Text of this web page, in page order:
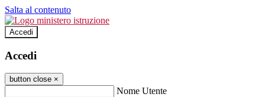
Salta al contenuto
Accedi
Accedi
button close ×
Nome Utente